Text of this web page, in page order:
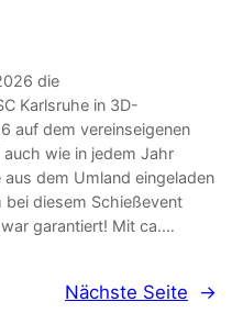
die
Karlsruhe in 3D-
auf dem vereinseigenen
wie in jedem Jahr
dem Umland eingeladen
bei diesem Schießevent
garantiert! Mit ca.…
Nächste Seite →